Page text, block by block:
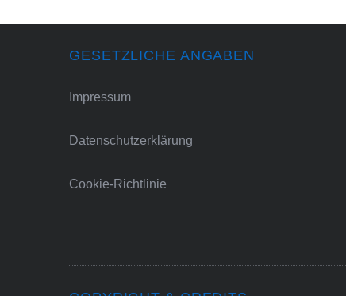
GESETZLICHE ANGABEN
Impressum
Datenschutzerklärung
Cookie-Richtlinie